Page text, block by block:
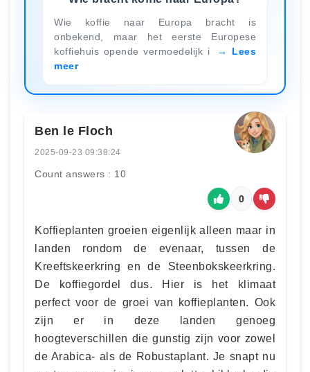
Wie koffie naar Europa bracht is
onbekend, maar het eerste Europese
koffiehuis opende vermoedelijk i
Lees
meer
Ben le Floch
2025-09-23 09:38:24
Count answers : 10
0
Koffieplanten groeien eigenlijk alleen maar in
landen rondom de evenaar, tussen de
Kreeftskeerkring en de Steenbokskeerkring.
De koffiegordel dus. Hier is het klimaat
perfect voor de groei van koffieplanten. Ook
zijn er in deze landen genoeg
hoogteverschillen die gunstig zijn voor zowel
de Arabica- als de Robustaplant. Je snapt nu